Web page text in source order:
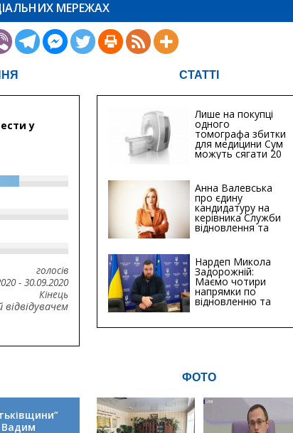
МЕРЕЖАХ
у
голосів
- 30.09.2020
Кінець
СТАТТІ
Лише на покупці
одного
томографа збитки
для медицини Сум
можуть сягати 20
мільйонів гривень
Анна Валевська
про єдину
кандидатуру на
керівника Служби
відновлення та
інфраструктури у
Хіба...
Нардеп Микола
Задорожній:
Маємо чотири
напрямки по
відновленню та
будівництву
інфраструктури
ФОТО